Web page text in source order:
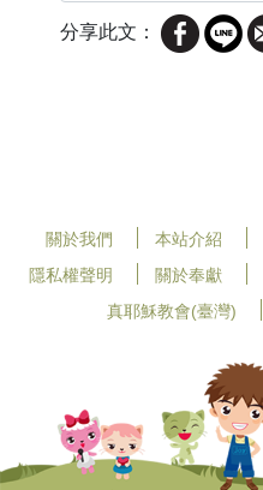
分享此文：
關於我們 本站介紹
隱私權聲明
關於奉獻
真耶穌教會(臺灣)